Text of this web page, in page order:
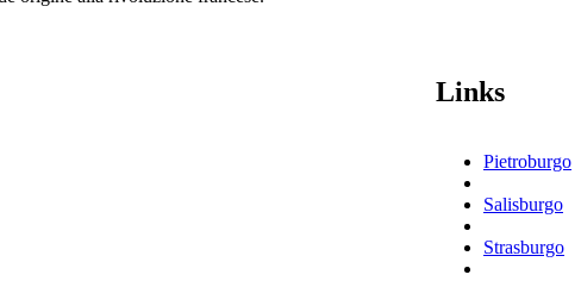
Links
Pietroburgo
Salisburgo
Strasburgo